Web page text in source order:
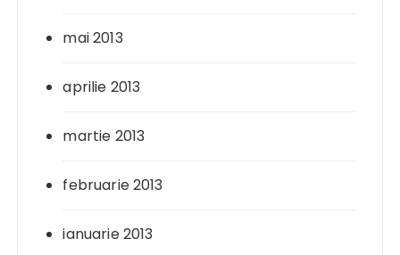
mai 2013
aprilie 2013
martie 2013
februarie 2013
ianuarie 2013